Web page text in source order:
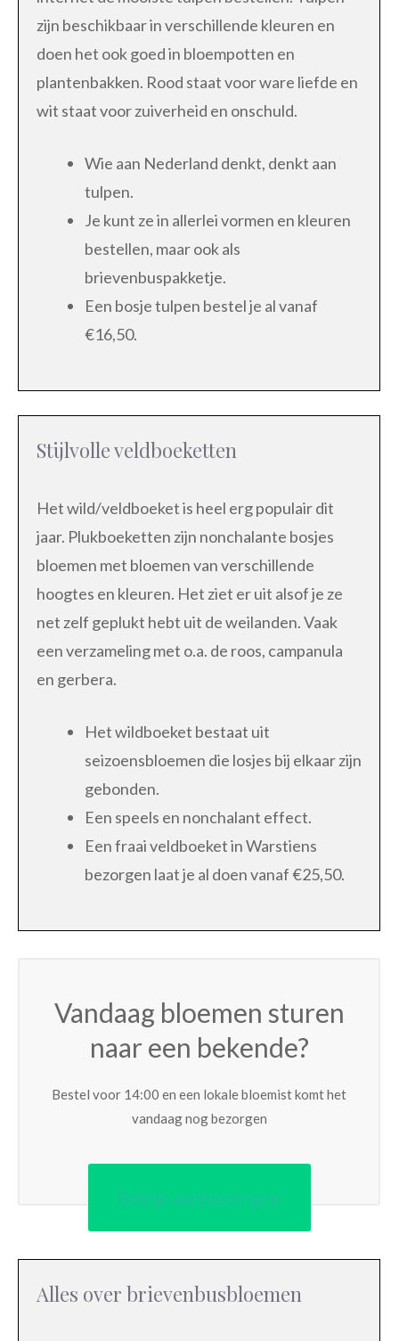
zijn beschikbaar in verschillende kleuren en
doen het ook goed in bloempotten en
plantenbakken. Rood staat voor ware liefde en
wit staat voor zuiverheid en onschuld.
Wie aan Nederland denkt, denkt aan
tulpen.
Je kunt ze in allerlei vormen en kleuren
bestellen, maar ook als
brievenbuspakketje.
Een bosje tulpen bestel je al vanaf
€16,50.
Stijlvolle veldboeketten
Het wild/veldboeket is heel erg populair dit
jaar. Plukboeketten zijn nonchalante bosjes
bloemen met bloemen van verschillende
hoogtes en kleuren. Het ziet er uit alsof je ze
net zelf geplukt hebt uit de weilanden. Vaak
een verzameling met o.a. de roos, campanula
en gerbera.
Het wildboeket bestaat uit
seizoensbloemen die losjes bij elkaar zijn
gebonden.
Een speels en nonchalant effect.
Een fraai veldboeket in Warstiens
bezorgen laat je al doen vanaf €25,50.
Vandaag bloemen sturen
naar een bekende?
Bestel voor 14:00 en een lokale bloemist komt het
vandaag nog bezorgen
Bekijk aanbiedingen
Alles over brievenbusbloemen